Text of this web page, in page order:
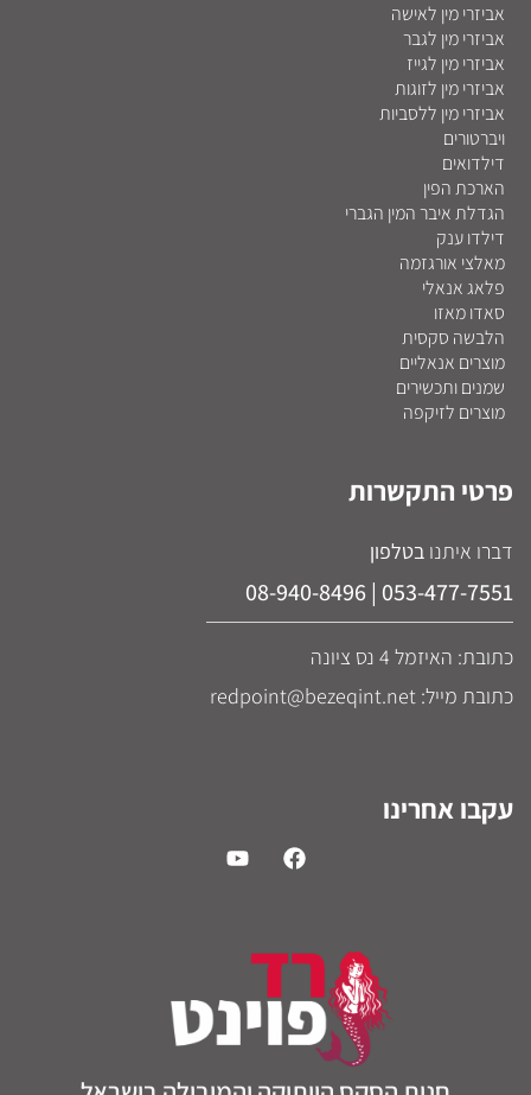
אביזרי מין לאישה
אביזרי מין לגבר
אביזרי מין לגייז
אביזרי מין לזוגות
אביזרי מין ללסביות
ויברטורים
דילדואים
הארכת הפין
הגדלת איבר המין הגברי
דילדו ענק
מאלצי אורגזמה
פלאג אנאלי
סאדו מאזו
הלבשה סקסית
מוצרים אנאליים
שמנים ותכשירים
מוצרים לזיקפה
פרטי התקשרות
דברו איתנו בטלפון
053-477-7551 | 08-940-8496
כתובת: האיזמל 4 נס ציונה
כתובת מייל: redpoint@bezeqint.net
עקבו אחרינו